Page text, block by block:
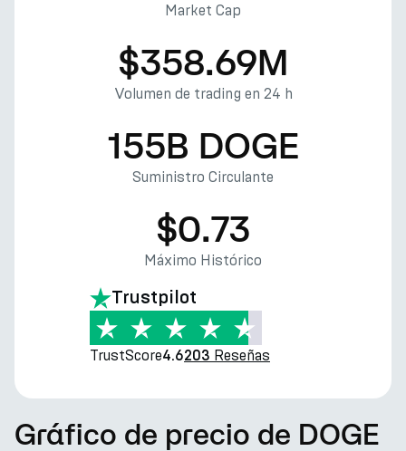
Market Cap
$358.69M
Volumen de trading en 24 h
155B DOGE
Suministro Circulante
$0.73
Máximo Histórico
Trustpilot
TrustScore4.6203 Reseñas
Gráfico de precio de DOGE